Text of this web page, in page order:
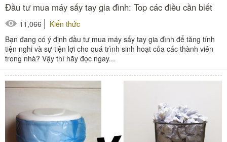
Đầu tư mua máy sấy tay gia đình: Top các điều cần biết
11,066
Kiến thức
Bạn đang có ý định đầu tư mua máy sấy tay gia đình để tăng tính
tiện nghi và sự tiện lợi cho quá trình sinh hoạt của các thành viên
trong nhà? Vậy thì hãy đọc ngay...